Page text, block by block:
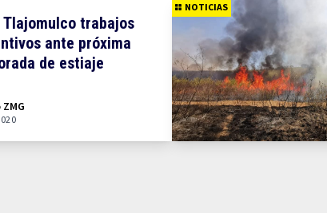
Tlajomulco trabajos
ante próxima
de estiaje
NOTICIAS